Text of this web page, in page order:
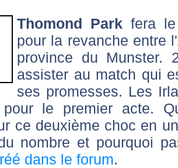
Thomond Park fera
pour la revanche entre
province du Munster.
assister au match qui
ses promesses. Les
le premier acte.
ce deuxième choc en
nombre et pourquoi
dans le forum.